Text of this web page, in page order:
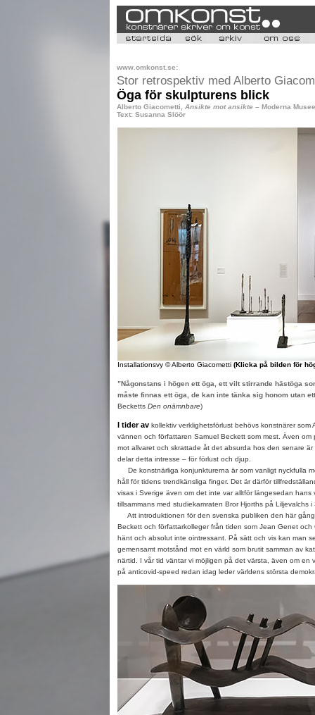
www.omkonst.se:
Stor retrospektiv med Alberto
Öga för skulpturens blick
Alberto Giacometti, Ansikte mot ansikte – Moderna
Text: Susanna Slöör
Installationsvy © Alberto Giacometti (Klicka på bilden för
”Någonstans i högen ett öga, ett vilt stirrande hästöga
måste finnas ett öga, de kan inte tänka sig honom utan
Becketts Den onämnbare)
I tider av kollektiv verklighetsförlust behövs konstnärer som
vännen och författaren Samuel Beckett som mest. Även om
mot allvaret och skrattade åt det absurda hos den senare
delar detta intresse – för förlust och djup.
De konstnärliga konjunkturerna är som vanligt nyckfulla
håll för tidens trendkänsliga finger. Det är därför
visas i Sverige även om det inte var alltför längesedan hans
tillsammans med studiekamraten Bror Hjorths på Liljevalchs
Att introduktionen för den svenska publiken den här
Beckett och författarkolleger från tiden som Jean Genet och
hänt och absolut inte ointressant. På sätt och vis kan man
gemensamt motstånd mot en värld som brutit samman av
närtid. I vår tid väntar vi möjligen på det värsta, även om en
på anticovid-speed redan idag leder världens största